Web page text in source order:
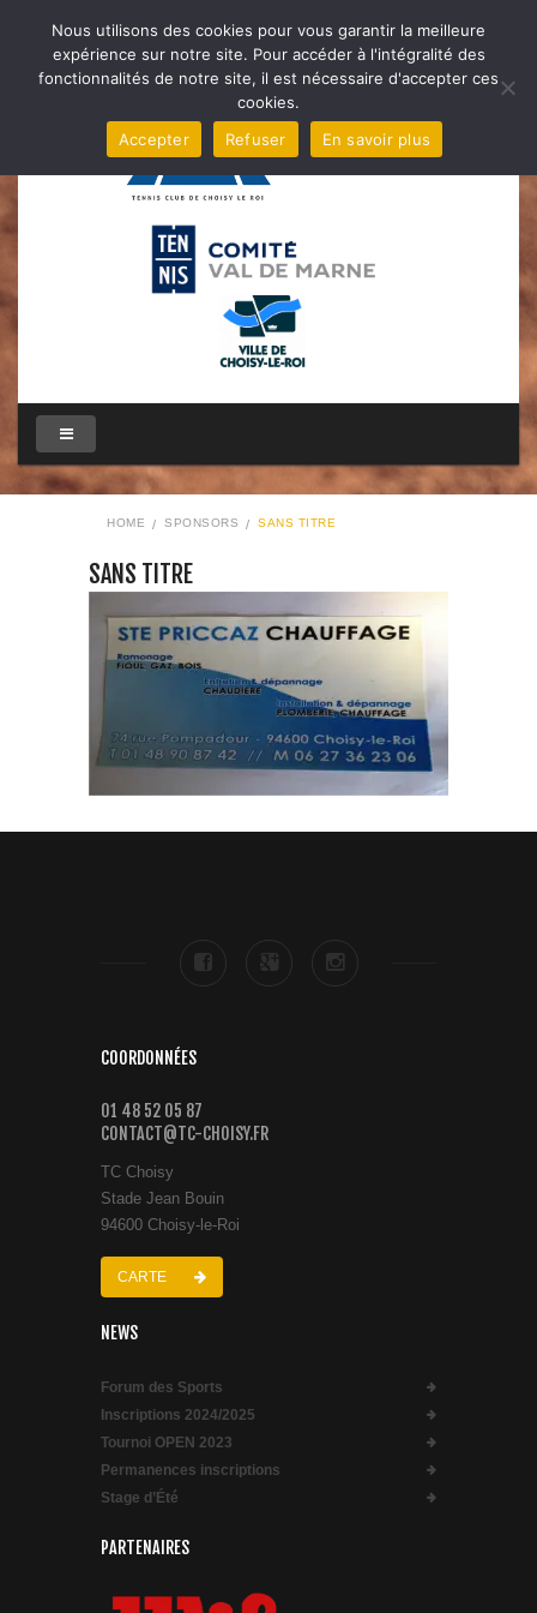
HOME SPONSORS SANS TITRE
SANS TITRE
COORDONNÉES
01 48 52 05 87
CONTACT@TC-CHOISY.FR
TC Choisy
Stade Jean Bouin
94600 Choisy-le-Roi
CARTE
NEWS
Forum des Sports
Inscriptions 2024/2025
Tournoi OPEN 2023
Permanences inscriptions
Stage d’Été
PARTENAIRES
Nous utilisons des cookies pour vous garantir la meilleure
expérience sur notre site. Pour accéder à l'intégralité des
fonctionnalités de notre site, il est nécessaire d'accepter ces
cookies.
Accepter
Refuser En savoir plus